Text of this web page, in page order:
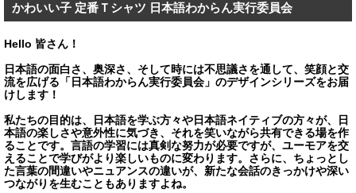
かわいい子 定番Ｔシャツ 日本語わからん実行委員会
Hello 皆さん！
日本語の面白さ、奥深さ、そして時には不思議さを通して、笑顔と交
流を広げる「日本語わからん実行委員会」のデザインシリーズをお届
けします！
私たちの目的は、日本語を学ぶ方々や日本語ネイティブの方々が、日
本語の楽しさや意外性に気づき、それを笑いながら共有できる場を作
ることです。言語の学習には真剣な努力が必要ですが、ユーモアを交
えることで学びがより楽しいものに変わります。さらに、ちょっとし
た言葉の間違いやニュアンスの違いが、新たな会話のきっかけや深い
つながりを生むこともありますよね。